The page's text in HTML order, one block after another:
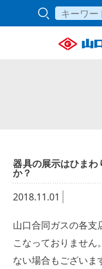
器具の展示はひま
か？
2018.11.01
山口合同ガスの各支
こなっておりませ
ない場合もございま